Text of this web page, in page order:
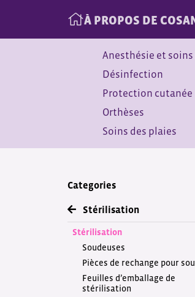
À PROPOS DE
Anesthésie et
Désinfection
Protection cutanée
Orthèses
Soins des plaies
Categories
Stérilisation
Stérilisation
Soudeuses
Pièces de rechange pour
Feuilles d’emballage de
stérilisation